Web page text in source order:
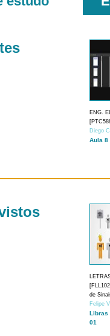
ENG.
Diego
Aula 8
de
Felipe
Libras
01